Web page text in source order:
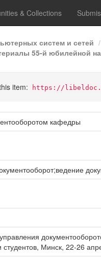
& Collections
систем и сетей
55-й юбилейной
item: https://
кафедры
студентов, Минск, 22-26